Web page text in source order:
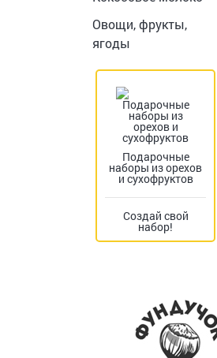
Овощи, фрукты,
ягоды
Подарочные
наборы из орехов
и сухофруктов
Создай свой
набор!